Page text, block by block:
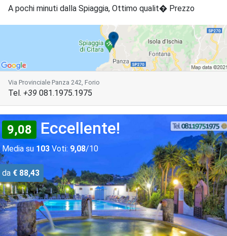
A pochi minuti dalla Spiaggia, Ottimo qualit� Prezzo
Via Provinciale Panza 242, Forio
Tel. +39 081.1975.1975
9,08 Eccellente!
Media su 103 Voti: 9,08/10
da € 88,43